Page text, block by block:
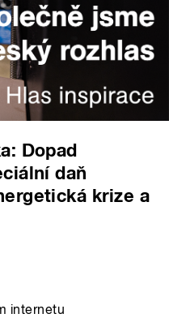
Dopad
daň
krize a
internetu